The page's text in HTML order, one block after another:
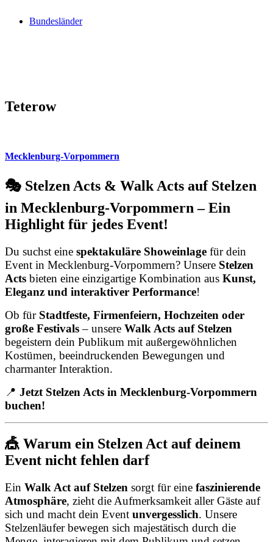
Bundesländer
Teterow
Mecklenburg-Vorpommern
🎭 Stelzen Acts & Walk Acts auf Stelzen
in Mecklenburg-Vorpommern – Ein
Highlight für jedes Event!
Du suchst eine spektakuläre Showeinlage für dein
Event in Mecklenburg-Vorpommern? Unsere Stelzen
Acts bieten eine einzigartige Kombination aus Kunst,
Eleganz und interaktiver Performance!
Ob für Stadtfeste, Firmenfeiern, Hochzeiten oder
große Festivals– unsere Walk Acts auf Stelzen
begeistern dein Publikum mit außergewöhnlichen
Kostümen, beeindruckenden Bewegungen und
charmanter Interaktion.
📍 Jetzt Stelzen Acts in Mecklenburg-Vorpommern
buchen!
🎪 Warum ein Stelzen Act auf deinem
Event nicht fehlen darf
Ein Walk Act auf Stelzen sorgt für eine faszinierende
Atmosphäre, zieht die Aufmerksamkeit aller Gäste auf
sich und macht dein Event unvergesslich. Unsere
Stelzenläufer bewegen sich majestätisch durch die